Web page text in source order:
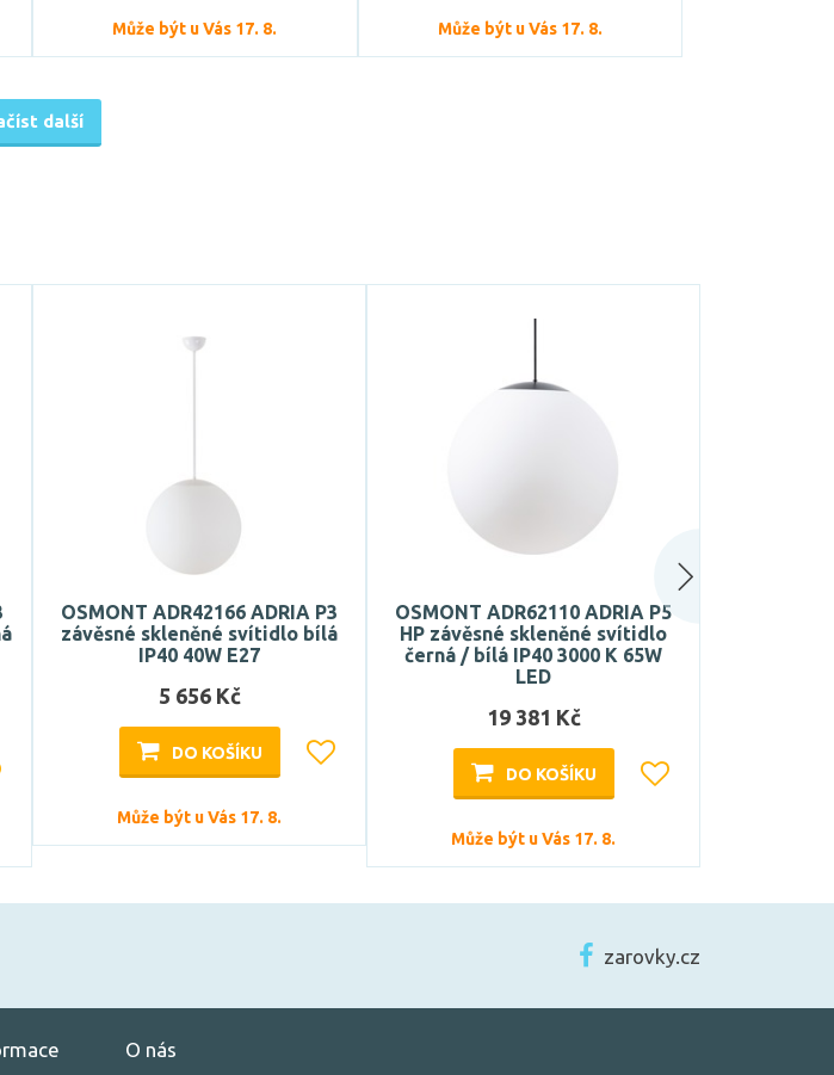
Může být u Vás 17. 8. Může být u Vás 17. 8.
další
OSMONT ADR42166 ADRIA P3
závěsné skleněné svítidlo bílá
IP40 40W E27
5 656 Kč
DO KOŠÍKU
Může být u Vás 17. 8.
OSMONT ADR62110 ADRIA P5
HP závěsné skleněné svítidlo
černá / bílá IP40 3000 K 65W
LED
19 381 Kč
DO KOŠÍKU
Může být u Vás 17. 8.
zarovky.cz
O nás